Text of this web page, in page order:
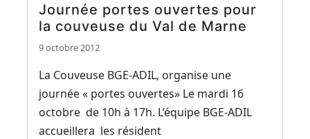
Journée portes ouvertes pour
la couveuse du Val de Marne
9 octobre 2012
La Couveuse BGE-ADIL, organise une
journée « portes ouvertes» Le mardi 16
octobre de 10h à 17h. L’équipe BGE-ADIL
accueillera les résident